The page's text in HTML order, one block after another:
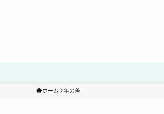
ホーム 年の差